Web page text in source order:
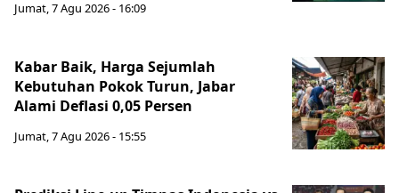
Jumat, 7 Agu 2026 - 16:09
Kabar Baik, Harga Sejumlah
Kebutuhan Pokok Turun, Jabar
Alami Deflasi 0,05 Persen
Jumat, 7 Agu 2026 - 15:55